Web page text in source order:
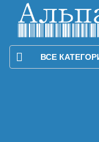
ВСЕ